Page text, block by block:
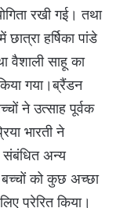
रखी गई। तथा
हर्षिका पांडे
वैशाली साहू का
गया।ब्रैंडन
ने उत्साह पूर्वक
भारती ने
संबंधित अन्य
बच्चों को कुछ अच्छा
प्रेरित किया।